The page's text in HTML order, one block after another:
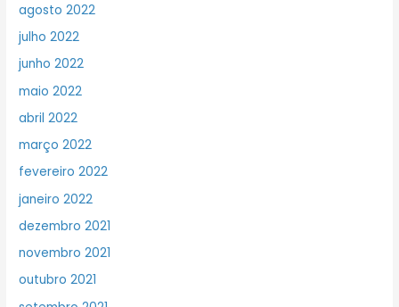
agosto 2022
julho 2022
junho 2022
maio 2022
abril 2022
março 2022
fevereiro 2022
janeiro 2022
dezembro 2021
novembro 2021
outubro 2021